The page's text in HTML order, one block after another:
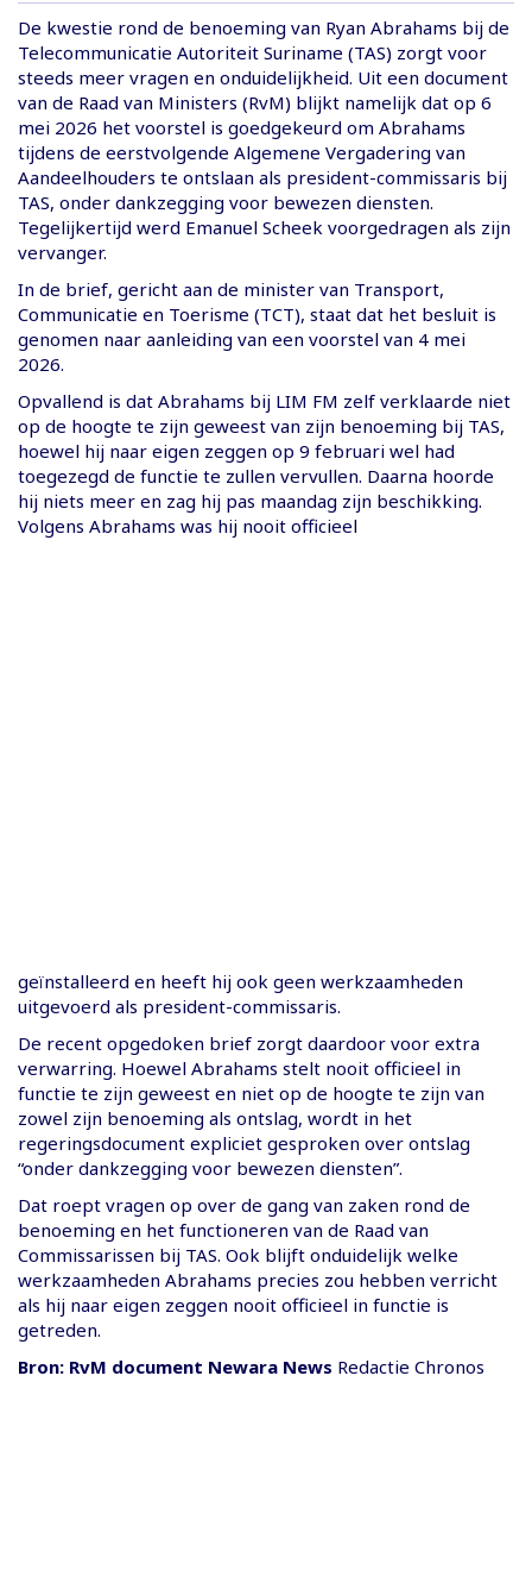
De kwestie rond de benoeming van Ryan Abrahams bij de
Telecommunicatie Autoriteit Suriname (TAS) zorgt voor
steeds meer vragen en onduidelijkheid. Uit een document
van de Raad van Ministers (RvM) blijkt namelijk dat op 6
mei 2026 het voorstel is goedgekeurd om Abrahams
tijdens de eerstvolgende Algemene Vergadering van
Aandeelhouders te ontslaan als president-commissaris bij
TAS, onder dankzegging voor bewezen diensten.
Tegelijkertijd werd Emanuel Scheek voorgedragen als zijn
vervanger.
In de brief, gericht aan de minister van Transport,
Communicatie en Toerisme (TCT), staat dat het besluit is
genomen naar aanleiding van een voorstel van 4 mei
2026.
Opvallend is dat Abrahams bij LIM FM zelf verklaarde niet
op de hoogte te zijn geweest van zijn benoeming bij TAS,
hoewel hij naar eigen zeggen op 9 februari wel had
toegezegd de functie te zullen vervullen. Daarna hoorde
hij niets meer en zag hij pas maandag zijn beschikking.
Volgens Abrahams was hij nooit officieel
geïnstalleerd en heeft hij ook geen werkzaamheden
uitgevoerd als president-commissaris.
De recent opgedoken brief zorgt daardoor voor extra
verwarring. Hoewel Abrahams stelt nooit officieel in
functie te zijn geweest en niet op de hoogte te zijn van
zowel zijn benoeming als ontslag, wordt in het
regeringsdocument expliciet gesproken over ontslag
“onder dankzegging voor bewezen diensten”.
Dat roept vragen op over de gang van zaken rond de
benoeming en het functioneren van de Raad van
Commissarissen bij TAS. Ook blijft onduidelijk welke
werkzaamheden Abrahams precies zou hebben verricht
als hij naar eigen zeggen nooit officieel in functie is
getreden.
Bron: RvM document Newara News Redactie Chronos